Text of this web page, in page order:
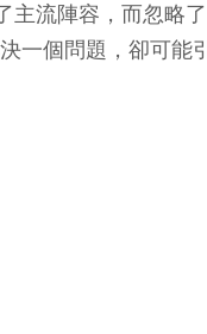
流陣容，而忽略
一個問題，卻可能